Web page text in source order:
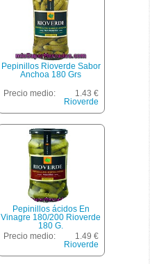
Pepinillos Rioverde Sabor
Anchoa 180 Grs
Precio medio:
1.43 €
Rioverde
Pepinillos ácidos En
Vinagre 180/200 Rioverde
180 G.
Precio medio:
1.49 €
Rioverde